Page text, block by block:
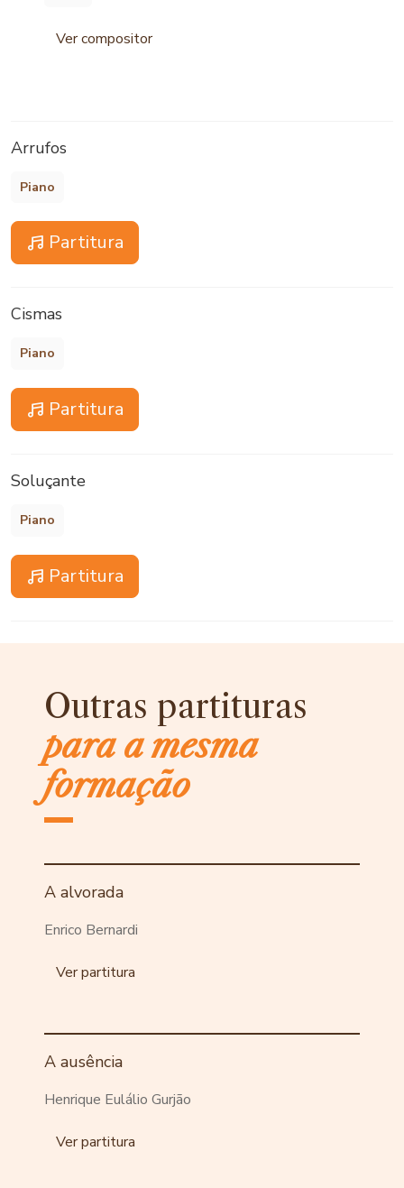
Ver compositor
Arrufos
Piano
Partitura
Cismas
Piano
Partitura
Soluçante
Piano
Partitura
Outras partituras
para a mesma
formação
A alvorada
Enrico Bernardi
Ver partitura
A ausência
Henrique Eulálio Gurjão
Ver partitura